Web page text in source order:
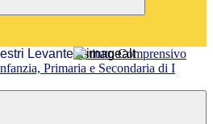
Istituto Comprensivo
Primaria e Secondaria di I